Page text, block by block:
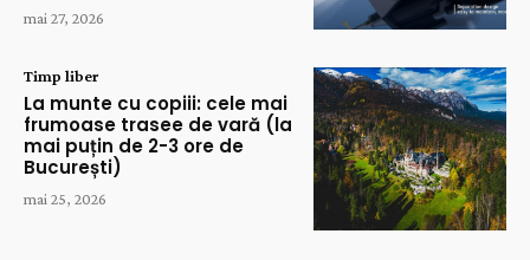
mai 27, 2026
Timp liber
La munte cu copiii: cele mai
frumoase trasee de vară (la
mai puțin de 2-3 ore de
București)
mai 25, 2026